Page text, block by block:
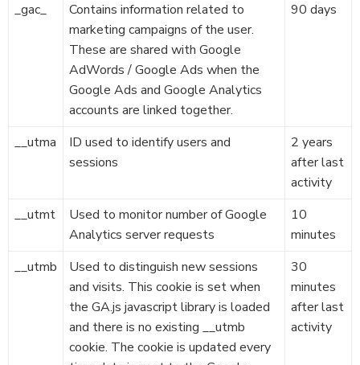
_gac_
Contains information related to
marketing campaigns of the user.
These are shared with Google
AdWords / Google Ads when the
Google Ads and Google Analytics
accounts are linked together.
90 days
__utma
ID used to identify users and
sessions
2 years
after last
activity
__utmt
Used to monitor number of Google
Analytics server requests
10
minutes
__utmb
Used to distinguish new sessions
and visits. This cookie is set when
the GA.js javascript library is loaded
and there is no existing __utmb
cookie. The cookie is updated every
30
minutes
after last
activity